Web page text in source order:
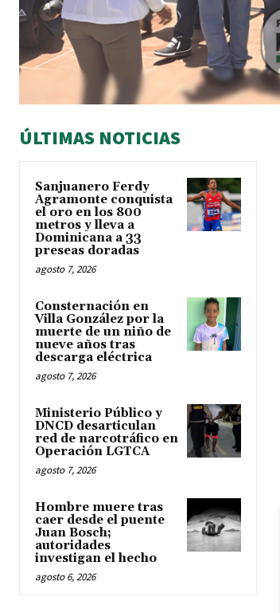
ÚLTIMAS NOTICIAS
Sanjuanero Ferdy
Agramonte conquista
el oro en los 800
metros y lleva a
Dominicana a 33
preseas doradas
agosto 7, 2026
Consternación en
Villa González por la
muerte de un niño de
nueve años tras
descarga eléctrica
agosto 7, 2026
Ministerio Público y
DNCD desarticulan
red de narcotráfico en
Operación LGTCA
agosto 7, 2026
Hombre muere tras
caer desde el puente
Juan Bosch;
autoridades
investigan el hecho
agosto 6, 2026